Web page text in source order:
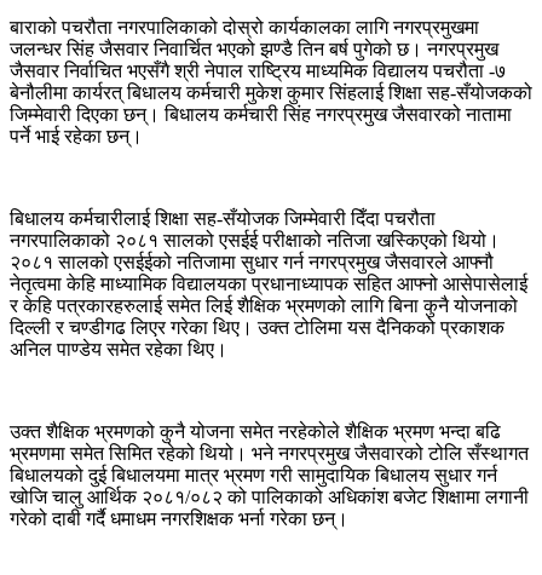
बाराको पचरौता नगरपालिकाको दोस्रो कार्यकालका लागि नगरप्रमुखमा
जलन्धर सिंह जैसवार निवार्चित भएको झण्डै तिन बर्ष पुगेको छ। नगरप्रमुख
जैसवार निर्वाचित भएसँगै श्री नेपाल राष्ट्रिय माध्यमिक विद्यालय पचरौता -७
बेनौलीमा कार्यरत् बिधालय कर्मचारी मुकेश कुमार सिंहलाई शिक्षा सह-सँयोजकको
जिम्मेवारी दिएका छन्। बिधालय कर्मचारी सिंह नगरप्रमुख जैसवारको नातामा
पर्ने भाई रहेका छन्।
बिधालय कर्मचारीलाई शिक्षा सह-सँयोजक जिम्मेवारी दिँदा पचरौता
नगरपालिकाको २०८१ सालको एसईई परीक्षाको नतिजा खस्किएको थियो।
२०८१ सालको एसईईको नतिजामा सुधार गर्न नगरप्रमुख जैसवारले आफ्नौ
नेतृत्वमा केहि माध्यामिक विद्यालयका प्रधानाध्यापक सहित आफ्नो आसेपासेलाई
र केहि पत्रकारहरुलाई समेत लिई शैक्षिक भ्रमणको लागि बिना कुनै योजनाको
दिल्ली र चण्डीगढ लिएर गरेका थिए। उक्त टोलिमा यस दैनिकको प्रकाशक
अनिल पाण्डेय समेत रहेका थिए।
उक्त शैक्षिक भ्रमणको कुनै योजना समेत नरहेकोले शैक्षिक भ्रमण भन्दा बढि
भ्रमणमा समेत सिमित रहेको थियो। भने नगरप्रमुख जैसवारको टोलि सँस्थागत
बिधालयको दुई बिधालयमा मात्र भ्रमण गरी सामुदायिक बिधालय सुधार गर्न
खोजि चालु आर्थिक २०८१/०८२ को पालिकाको अधिकांश बजेट शिक्षामा लगानी
गरेको दाबी गर्दै धमाधम नगरशिक्षक भर्ना गरेका छन्।